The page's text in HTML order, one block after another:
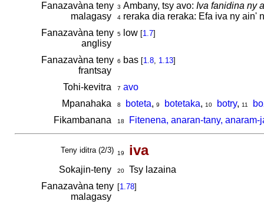
Fanazavàna teny
malagasy
3 Ambany, tsy avo: Iva fanidina ny
4reraka dia reraka: Efa iva ny ain'
Fanazavàna teny
anglisy
5low [1.7]
Fanazavàna teny
frantsay
6 bas [1.8, 1.13]
Tohi-kevitra 7 avo
Mpanahaka
8 boteta, 9 botetaka, 10 botry, 11
Fikambanana
18 Fitenena, anaran-tany,
Teny iditra (2/3) 19 iva
Sokajin-teny 20Tsy lazaina
Fanazavàna teny
malagasy
[1.78]